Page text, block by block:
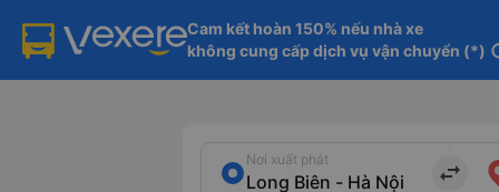
Cam kết hoàn 150% nếu nhà xe
không cung cấp dịch vụ vận chuyển (*)
Nơi xuất phát
import_export